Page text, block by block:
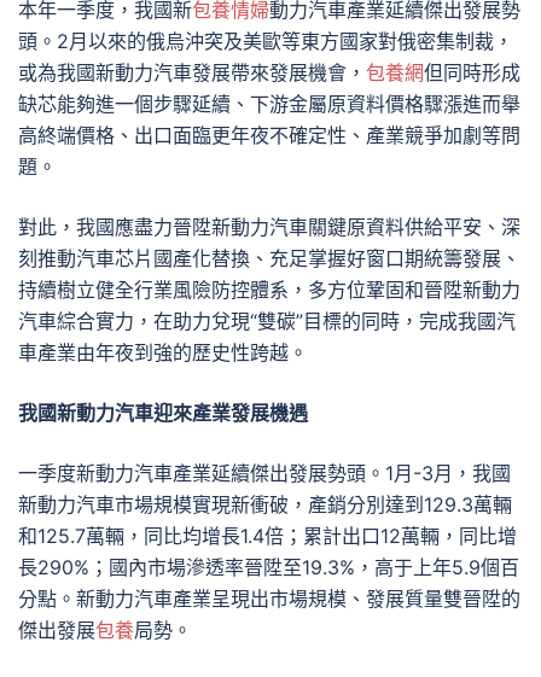
本年一季度，我國新包養情婦動力汽車產業延續傑出發展勢
頭。2月以來的俄烏沖突及美歐等東方國家對俄密集制裁，
或為我國新動力汽車發展帶來發展機會， 包養網但同時形成
缺芯能夠進一個步驟延續、下游金屬原資料價格驟漲進而舉
高終端價格、出口面臨更年夜不確定性、產業競爭加劇等問
題。
對此，我國應盡力晉陞新動力汽車關鍵原資料供給平安、深
刻推動汽車芯片國產化替換、充足掌握好窗口期統籌發展、
持續樹立健全行業風險防控體系，多方位鞏固和晉陞新動力
汽車綜合實力，在助力兌現“雙碳”目標的同時，完成我國汽
車產業由年夜到強的歷史性跨越。
我國新動力汽車迎來產業發展機遇
一季度新動力汽車產業延續傑出發展勢頭。1月-3月，我國
新動力汽車市場規模實現新衝破，產銷分別達到129.3萬輛
和125.7萬輛，同比均增長1.4倍；累計出口12萬輛，同比增
長290%；國內市場滲透率晉陞至19.3%，高于上年5.9個百
分點。新動力汽車產業呈現出市場規模、發展質量雙晉陞的
傑出發展包養局勢。